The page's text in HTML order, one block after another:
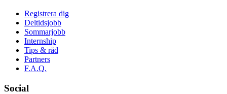
Registrera dig
Deltidsjobb
Sommarjobb
Internship
Tips & råd
Partners
F.A.Q.
Social